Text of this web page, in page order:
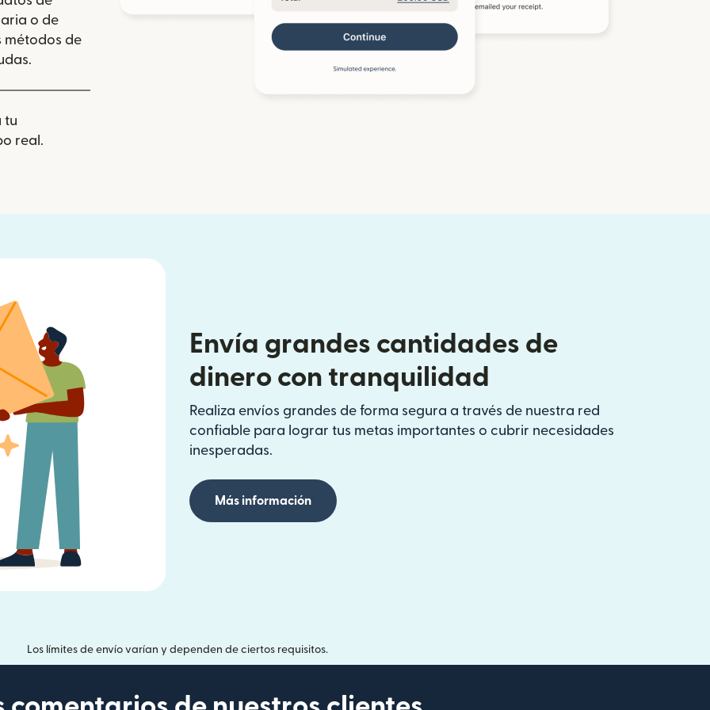
o de
métodos de
tu
real.
Envía grandes cantidades de
dinero con tranquilidad
Realiza envíos grandes de forma segura a través de nuestra red
confiable para lograr tus metas importantes o cubrir necesidades
inesperadas.
Más información
Los límites de envío varían y dependen de ciertos requisitos.